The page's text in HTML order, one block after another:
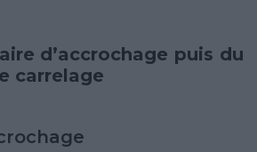
d’accrochage puis du
carrelage